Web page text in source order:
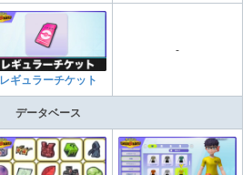
レギュラーチケット
-
データベース